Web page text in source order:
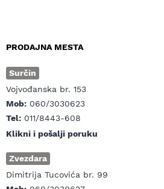
PRODAJNA MESTA
Surčin
Vojvođanska br. 153
Mob: 060/3030623
Tel: 011/8443-608
Klikni i pošalji poruku
Zvezdara
Dimitrija Tucovića br. 99